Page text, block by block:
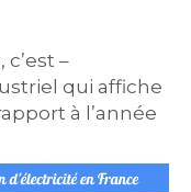
–
qui affiche
à l’année